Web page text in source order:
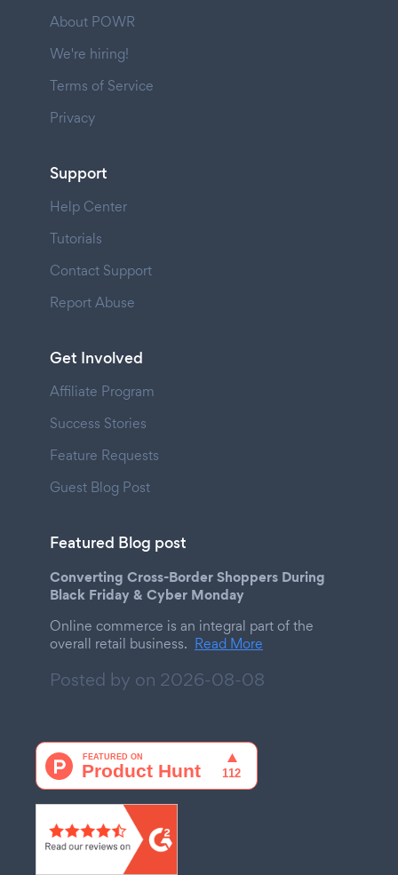
About POWR
We're hiring!
Terms of Service
Privacy
Support
Help Center
Tutorials
Contact Support
Report Abuse
Get Involved
Affiliate Program
Success Stories
Feature Requests
Guest Blog Post
Featured Blog post
Converting Cross-Border Shoppers During
Black Friday & Cyber Monday
Online commerce is an integral part of the
overall retail business. Read More
Posted by on 2026-08-08